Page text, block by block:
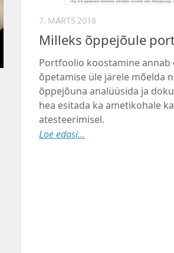
7. MÄRTS 2018
Milleks õppejõule
Portfoolio koostamine annab
õpetamise üle järele mõelda
õppejõuna analüüsida ja
hea esitada ka ametikohale
atesteerimisel.
Loe edasi...